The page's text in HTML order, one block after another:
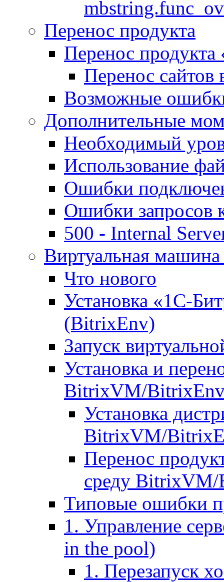
Перенос продукта
Перенос продукта
Перенос сайтов
Возможные
Дополнительные
Необходимый
Использование
Ошибки
Ошибки запросов
500 - Internal
Виртуальная
Что нового
Установка «1С-
(BitrixEnv)
Запуск
Установка и
BitrixVM/
Установка
BitrixVM/
Перенос
среду
Типовые ошибки
1. Управление
in the pool)
1. Перезапуск